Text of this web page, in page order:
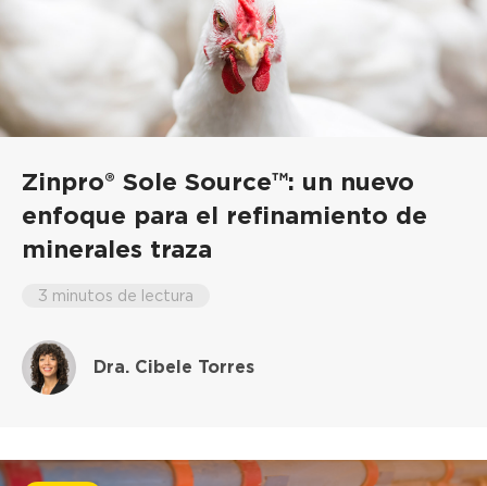
Zinpro® Sole Source™: un nuevo
enfoque para el refinamiento de
minerales traza
3 minutos de lectura
Dra. Cibele Torres